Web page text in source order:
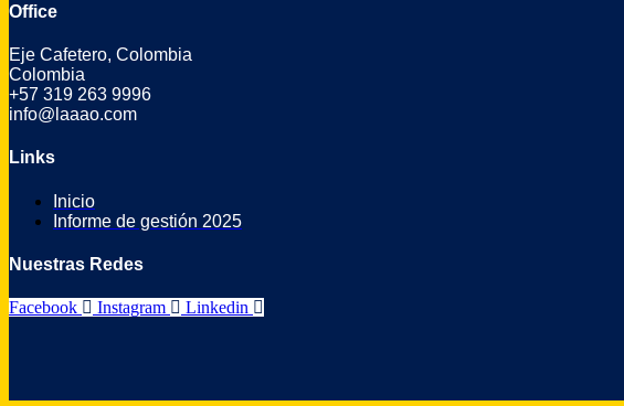
Office
Eje Cafetero, Colombia
Colombia
+57 319 263 9996
info@laaao.com
Links
Inicio
Informe de gestión 2025
Nuestras Redes
Facebook Instagram Linkedin